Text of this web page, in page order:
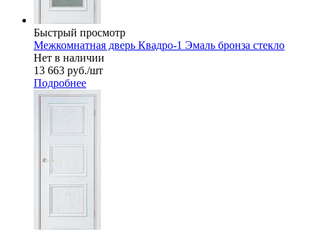
Быстрый просмотр
Межкомнатная дверь Квадро-1 Эмаль бронза стекло
Нет в наличии
13 663 руб./шт
Подробнее